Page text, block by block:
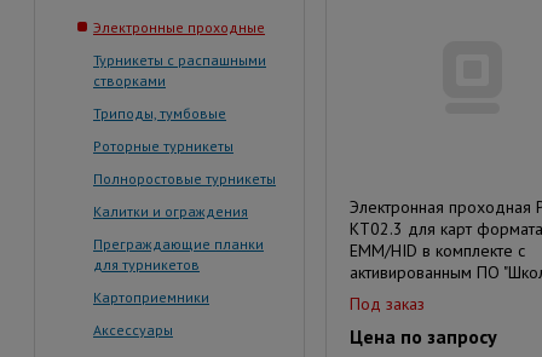
Электронные проходные
Турникеты с распашными
створками
Триподы, тумбовые
Роторные турникеты
Полноростовые турникеты
Калитки и ограждения
Преграждающие планки
для турникетов
Картоприемники
Аксессуары
Электронная проходная
KT02.3 для карт формата
EMM/HID в комплекте с
активированным ПО
Под заказ
Цена по запросу